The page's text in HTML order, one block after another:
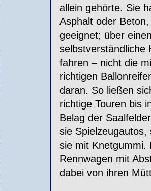
allein gehörte. Sie
Asphalt oder
geeignet; über
selbstverständliche
fahren – nicht die
richtigen
daran. So ließen
richtige Touren bis
Belag der
sie
sie mit Knetgummi.
Rennwagen mit
dabei von ihren